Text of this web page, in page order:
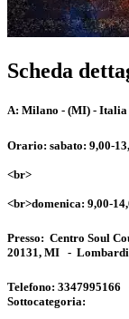
Scheda
A: Milano - (MI) - Italia
Orario: sabato: 9,00-
<br>
<br>domenica: 9,00-
Presso: Centro Soul
20131, MI -
Telefono: 3347995166
Sottocategoria: